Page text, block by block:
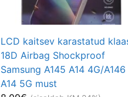
LCD kaitsev karastatud
18D Airbag Shockproof
Samsung A145 A14 4G/A146
A14 5G must